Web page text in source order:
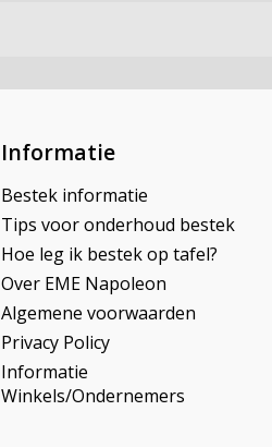
Informatie
Bestek informatie
Tips voor onderhoud bestek
Hoe leg ik bestek op tafel?
Over EME Napoleon
Algemene voorwaarden
Privacy Policy
Informatie
Winkels/Ondernemers